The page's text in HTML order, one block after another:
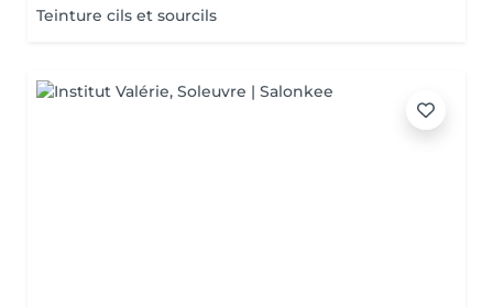
Teinture cils et sourcils